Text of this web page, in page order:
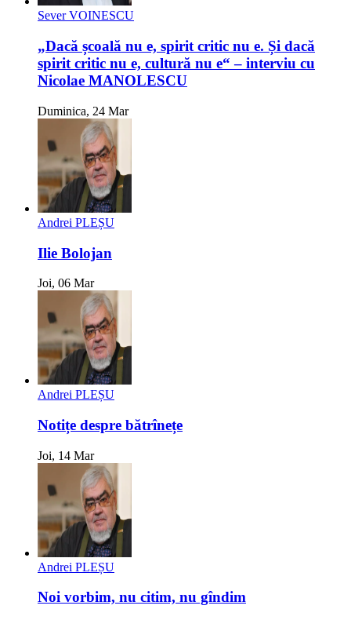
Sever VOINESCU
„Dacă școală nu e, spirit critic nu e. Și dacă
spirit critic nu e, cultură nu e“ – interviu cu
Nicolae MANOLESCU
Duminica, 24 Mar
Andrei PLEȘU
Ilie Bolojan
Joi, 06 Mar
Andrei PLEȘU
Notițe despre bătrînețe
Joi, 14 Mar
Andrei PLEȘU
Noi vorbim, nu citim, nu gîndim